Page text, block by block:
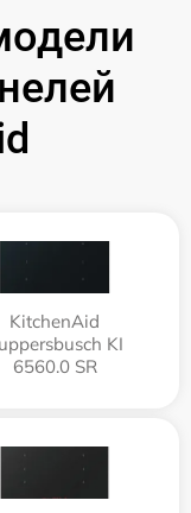
KitchenAid
KI
6560.0 SR